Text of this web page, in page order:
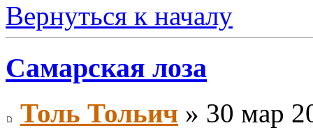
Вернуться к началу
Самарская лоза
Толь Тольич » 30 мар